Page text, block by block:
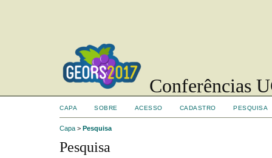
Conferências
CAPA SOBRE ACESSO CADASTRO PESQUISA
Capa > Pesquisa
Pesquisa